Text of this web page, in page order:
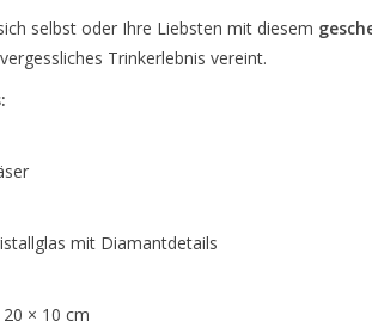
selbst oder Ihre Liebsten mit diesem
Trinkerlebnis vereint.
mit Diamantdetails
20 × 10 cm